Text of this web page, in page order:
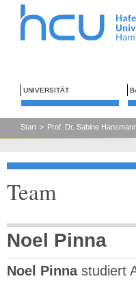
UNIVERSITÄT
Start > Prof. Dr. Sabine
Team
Noel Pinna
Noel Pinnastudiert